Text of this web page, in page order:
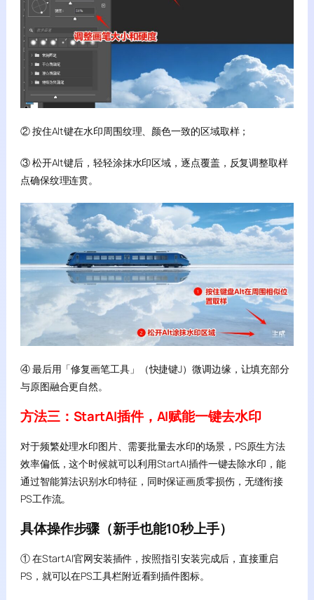
② 按住Alt键在水印周围纹理、颜色一致的区域取样；
③ 松开Alt键后，轻轻涂抹水印区域，逐点覆盖，反复调整取样
点确保纹理连贯。
④ 最后用「修复画笔工具」（快捷键J）微调边缘，让填充部分
与原图融合更自然。
方法三：StartAI插件，AI赋能一键去水印
对于频繁处理水印图片、需要批量去水印的场景，PS原生方法
效率偏低，这个时候就可以利用StartAI插件一键去除水印，能
通过智能算法识别水印特征，同时保证画质零损伤，无缝衔接
PS工作流。
具体操作步骤（新手也能10秒上手）
① 在StartAI官网安装插件，按照指引安装完成后，直接重启
PS，就可以在PS工具栏附近看到插件图标。